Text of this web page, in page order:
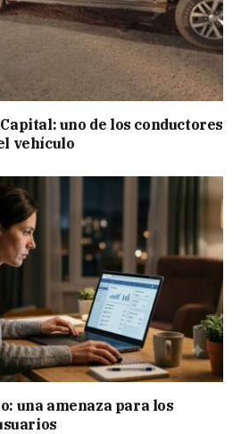
uno de los conductores
vehículo
una amenaza para los